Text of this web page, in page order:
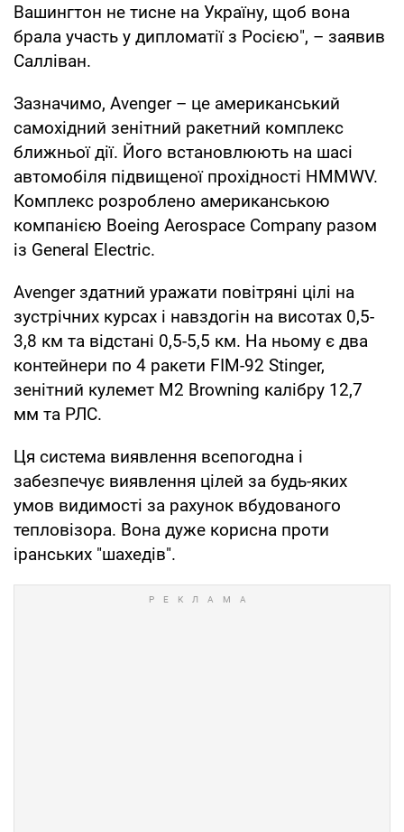
Вашингтон не тисне на Україну, щоб вона
брала участь у дипломатії з Росією", – заявив
Салліван.
Зазначимо, Avenger – це американський
самохідний зенітний ракетний комплекс
ближньої дії. Його встановлюють на шасі
автомобіля підвищеної прохідності HMMWV.
Комплекс розроблено американською
компанією Boeing Aerospace Company разом
із General Electric.
Avenger здатний уражати повітряні цілі на
зустрічних курсах і навздогін на висотах 0,5-
3,8 км та відстані 0,5-5,5 км. На ньому є два
контейнери по 4 ракети FIM-92 Stinger,
зенітний кулемет M2 Browning калібру 12,7
мм та РЛС.
Ця система виявлення всепогодна і
забезпечує виявлення цілей за будь-яких
умов видимості за рахунок вбудованого
тепловізора. Вона дуже корисна проти
іранських "шахедів".